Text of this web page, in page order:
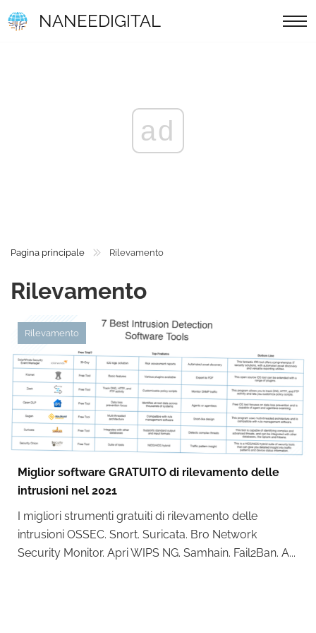
NANEEDIGITAL
ad
Pagina principale Rilevamento
Rilevamento
Rilevamento
Miglior software GRATUITO di rilevamento delle
intrusioni nel 2021
I migliori strumenti gratuiti di rilevamento delle
intrusioni OSSEC. Snort. Suricata. Bro Network
Security Monitor. Apri WIPS NG. Samhain. Fail2Ban. A...